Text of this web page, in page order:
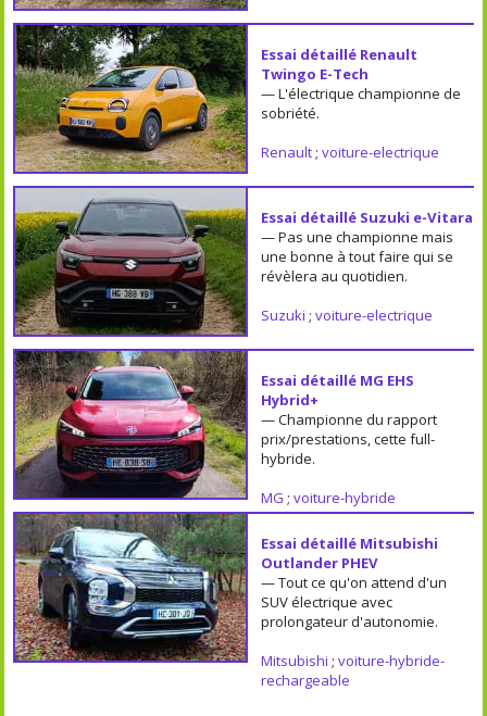
Essai détaillé Renault
Twingo E-Tech
— L'électrique championne de
sobriété.
Renault; voiture-electrique
Essai détaillé Suzuki e-Vitara
— Pas une championne mais
une bonne à tout faire qui se
révèlera au quotidien.
Suzuki ; voiture-electrique
Essai détaillé MG EHS
Hybrid+
— Championne du rapport
prix/prestations, cette full-
hybride.
MG ; voiture-hybride
Essai détaillé Mitsubishi
Outlander PHEV
— Tout ce qu'on attend d'un
SUV électrique avec
prolongateur d'autonomie.
Mitsubishi ; voiture-hybride-
rechargeable